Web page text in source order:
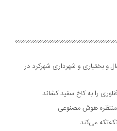
و بختیاری و شهرداری شهرکرد در
را به کاخ سفید کشاند
هوش مصنوعی
می‌کند